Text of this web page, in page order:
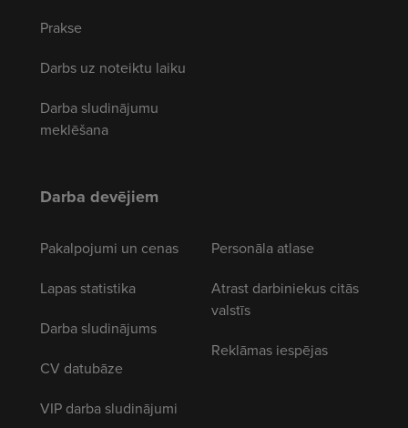
Prakse
Darbs uz noteiktu laiku
Darba sludinājumu
meklēšana
Darba devējiem
Pakalpojumi un cenas
Lapas statistika
Darba sludinājums
CV datubāze
VIP darba sludinājumi
Personāla atlase
Atrast darbiniekus citās
valstīs
Reklāmas iespējas